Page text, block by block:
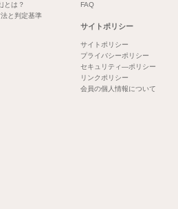
とは？
と判定基準
FAQ
サイトポリシー
サイトポリシー
プライバシーポリシー
セキュリティ―ポリシー
リンクポリシー
会員の個人情報について